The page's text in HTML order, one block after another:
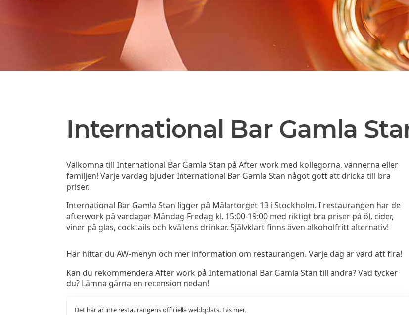
International Bar Gamla
Välkomna till International Bar Gamla Stan på After work med kollegorna, vännerna eller
familjen! Varje vardag bjuder International Bar Gamla Stan något gott att dricka till bra
priser.
International Bar Gamla Stan ligger på Mälartorget 13 i Stockholm. I restaurangen har de
afterwork på vardagar Måndag-Fredag kl. 15:00-19:00 med riktigt bra priser på öl, cider,
viner på glas, cocktails och kvällens drinkar. Självklart finns även alkoholfritt alternativ!
Här hittar du AW-menyn och mer information om restaurangen. Varje dag är värd att fira!
Kan du rekommendera After work på International Bar Gamla Stan till andra? Vad tycker
du? Lämna gärna en recension nedan!
Det här är inte restaurangens officiella webbplats. Läs mer.